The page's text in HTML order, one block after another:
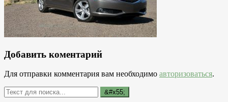
Добавить коментарий
Для отправки комментария вам необходимо авторизоваться.